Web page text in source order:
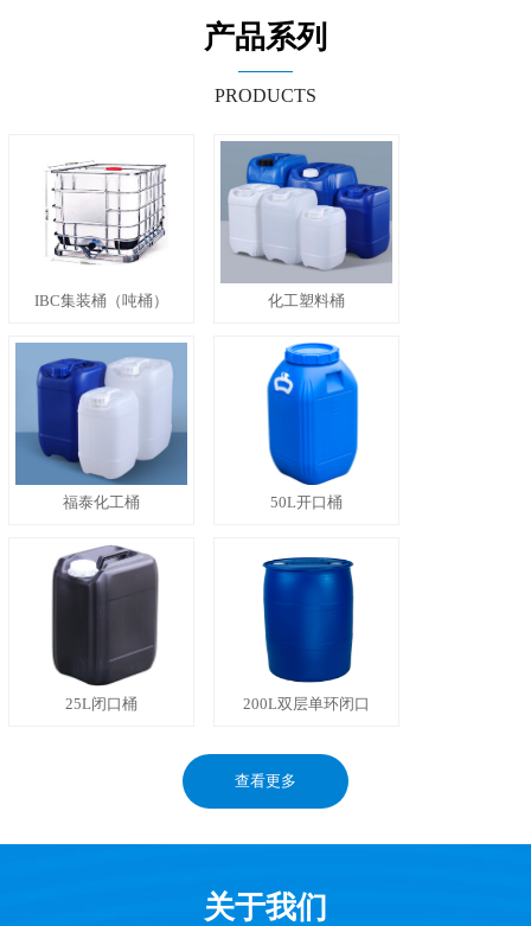
产品系列
PRODUCTS
IBC集装桶（吨桶） 化工塑料桶
福泰化工桶 50L开口桶
25L闭口桶 200L双层单环闭口
查看更多
关于我们